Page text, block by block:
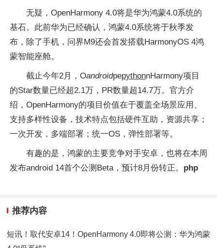
无疑，OpenHarmony 4.0将是华为鸿蒙4.0系统的
基石。此前华为已经确认，鸿蒙4.0系统将于秋季发
布，除了手机，问界M9还会首发搭载HarmonyOS 4鸿
蒙智能座舱。
截止今年2月，OandroidpepythonnHarmony项目
的Star数量已经超2.1万，PR数量超14.7万。官方介
绍，OpenHarmony的项目价值在于覆盖全场景应用、
支持多样性设备，技术特点包括硬件互助，资源共享；
一次开发，多端部署；统一OS，弹性部署等。
有趣的是，鸿蒙的主要竞争对手安卓，也将在本周
发布android 14首个公测Beta，预计8月份转正。 php
推荐内容
短讯！取代安卓14！OpenHarmony 4.0即将公测：华为鸿蒙